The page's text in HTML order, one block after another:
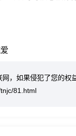
，如果侵犯了您的权
81.html